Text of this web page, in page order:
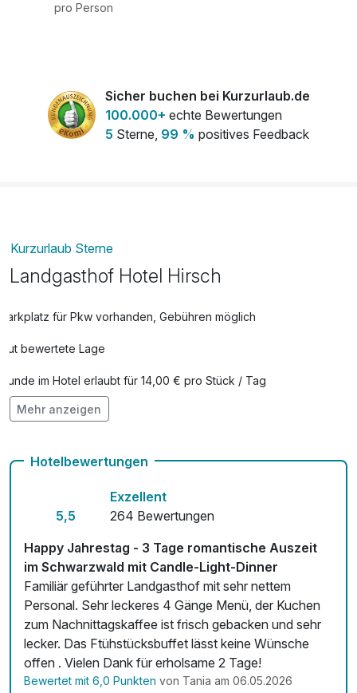
pro Person
Sicher buchen bei Kurzurlaub.de
100.000+ echte Bewertungen
5 Sterne, 99 % positives Feedback
Kurzurlaub Sterne
Landgasthof Hotel Hirsch
Parkplatz für Pkw vorhanden, Gebühren möglich
Gut bewertete Lage
Hunde im Hotel erlaubt für 14,00 € pro Stück / Tag
Auch vegetarische Speisen
Mehr anzeigen
Hotelbewertungen
5,5
Exzellent
264 Bewertungen
Happy Jahrestag - 3 Tage romantische Auszeit
im Schwarzwald mit Candle-Light-Dinner
Familiär geführter Landgasthof mit sehr nettem
Personal. Sehr leckeres 4 Gänge Menü, der Kuchen
zum Nachnittagskaffee ist frisch gebacken und sehr
lecker. Das Ftühstücksbuffet lässt keine Wünsche
offen . Vielen Dank für erholsame 2 Tage!
Bewertet mit 6,0 Punkten von Tania am 06.05.2026